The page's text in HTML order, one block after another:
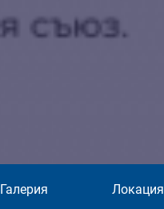
Галерия Локация